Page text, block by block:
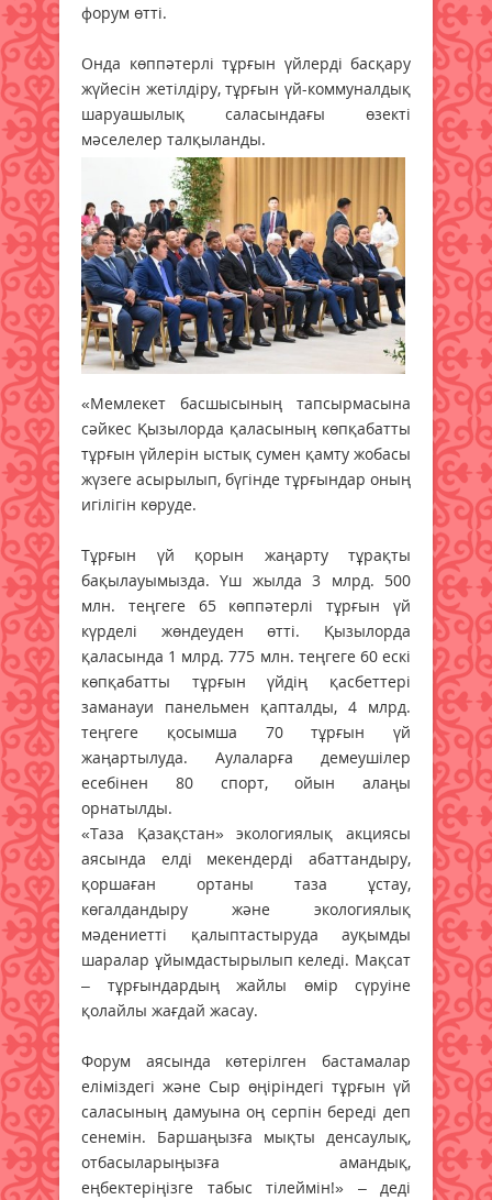
форум өтті.
Онда көппәтерлі тұрғын үйлерді басқару
жүйесін жетілдіру, тұрғын үй-коммуналдық
шаруашылық саласындағы өзекті
мәселелер талқыланды.
«Мемлекет басшысының тапсырмасына
сәйкес Қызылорда қаласының көпқабатты
тұрғын үйлерін ыстық сумен қамту жобасы
жүзеге асырылып, бүгінде тұрғындар оның
игілігін көруде.
Тұрғын үй қорын жаңарту тұрақты
бақылауымызда. Үш жылда 3 млрд. 500
млн. теңгеге 65 көппәтерлі тұрғын үй
күрделі жөндеуден өтті. Қызылорда
қаласында 1 млрд. 775 млн. теңгеге 60 ескі
көпқабатты тұрғын үйдің қасбеттері
заманауи панельмен қапталды, 4 млрд.
теңгеге қосымша 70 тұрғын үй
жаңартылуда. Аулаларға демеушілер
есебінен 80 спорт, ойын алаңы
орнатылды.
«Таза Қазақстан» экологиялық акциясы
аясында елді мекендерді абаттандыру,
қоршаған ортаны таза ұстау,
көгалдандыру және экологиялық
мәдениетті қалыптастыруда ауқымды
шаралар ұйымдастырылып келеді. Мақсат
– тұрғындардың жайлы өмір сүруіне
қолайлы жағдай жасау.
Форум аясында көтерілген бастамалар
еліміздегі және Сыр өңіріндегі тұрғын үй
саласының дамуына оң серпін береді деп
сенемін. Баршаңызға мықты денсаулық,
отбасыларыңызға амандық,
еңбектеріңізге табыс тілеймін!» – деді